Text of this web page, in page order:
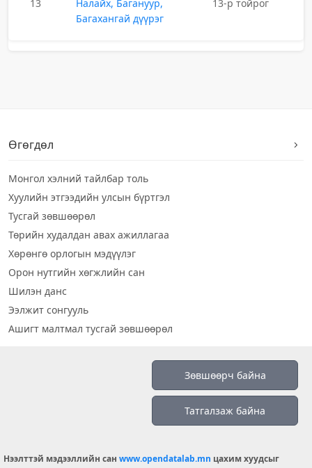
13
Налайх, Багануур,
Багахангай дүүрэг
13-р тойрог
Өгөгдөл
Монгол хэлний тайлбар толь
Хуулийн этгээдийн улсын бүртгэл
Тусгай зөвшөөрөл
Төрийн худалдан авах ажиллагаа
Хөрөнгө орлогын мэдүүлэг
Орон нутгийн хөгжлийн сан
Шилэн данс
Ээлжит сонгууль
Ашигт малтмал тусгай зөвшөөрөл
info@opendatalab.mn
Зөвшөөрч байна
Татгалзаж байна
Нээлттэй мэдээллийн сан www.opendatalab.mn цахим хуудсыг